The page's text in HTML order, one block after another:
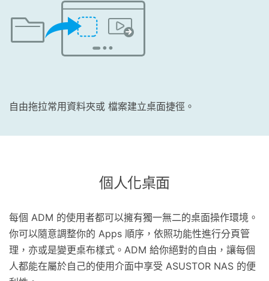
自由拖拉常用資料夾或 檔案建立桌面捷徑。
個人化桌面
每個 ADM 的使用者都可以擁有獨一無二的桌面操作環境。
你可以隨意調整你的 Apps 順序，依照功能性進行分頁管
理，亦或是變更桌布樣式。ADM 給你絕對的自由，讓每個
人都能在屬於自己的使用介面中享受 ASUSTOR NAS 的便